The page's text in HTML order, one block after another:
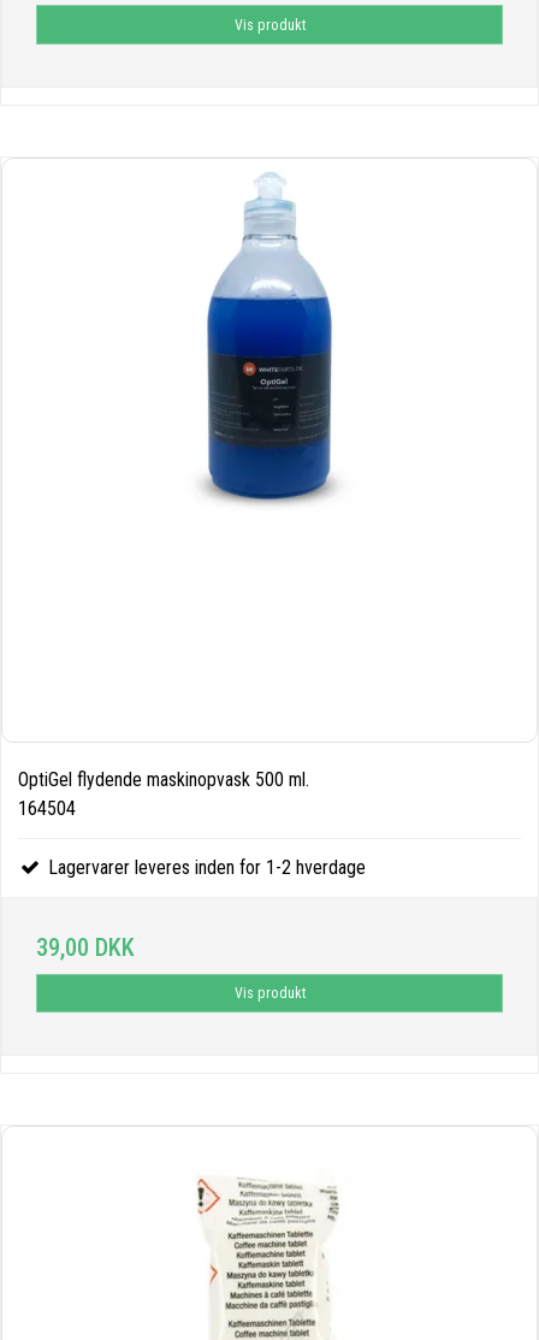
Vis produkt
OptiGel flydende maskinopvask 500 ml.
164504
Lagervarer leveres inden for 1-2 hverdage
39,00 DKK
Vis produkt